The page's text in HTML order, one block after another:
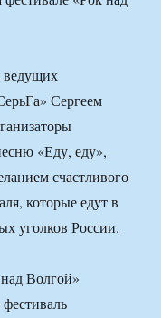
ведущих
Сергеем
«Еду, еду»,
счастливого
которые едут в
уголков России.
Волгой»